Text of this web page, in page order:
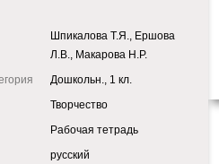
Шпикалова Т.Я., Ершова
Л.В., Макарова Н.Р.
Дошкольн., 1 кл.
Творчество
Рабочая тетрадь
русский